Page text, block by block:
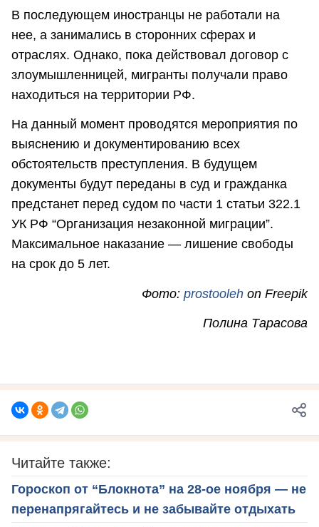
В последующем иностранцы не работали на
нее, а занимались в сторонних сферах и
отраслях. Однако, пока действовал договор с
злоумышленницей, мигранты получали право
находиться на территории РФ.
На данный момент проводятся мероприятия по
выяснению и документированию всех
обстоятельств преступления. В будущем
документы будут переданы в суд и гражданка
предстанет перед судом по части 1 статьи 322.1
УК РФ “Организация незаконной миграции”.
Максимальное наказание — лишение свободы
на срок до 5 лет.
Фото: prostooleh on Freepik
Полина Тарасова
Читайте также:
Гороскоп от “Блокнота” на 28-ое ноября — не
перенапрягайтесь и не забывайте отдыхать